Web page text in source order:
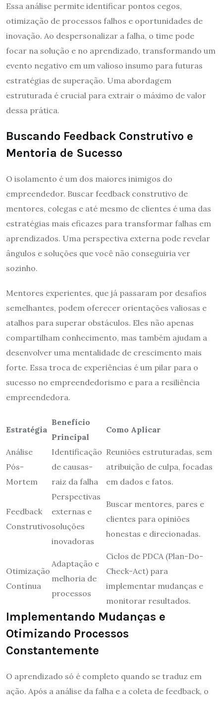
Essa análise permite identificar pontos cegos,
otimização de processos falhos e oportunidades de
inovação. Ao despersonalizar a falha, o time pode
focar na solução e no aprendizado, transformando um
evento negativo em um valioso insumo para futuras
estratégias de superação. Uma abordagem
estruturada é crucial para extrair o máximo de valor
dessa prática.
Buscando Feedback Construtivo e
Mentoria de Sucesso
O isolamento é um dos maiores inimigos do
empreendedor. Buscar feedback construtivo de
mentores, colegas e até mesmo de clientes é uma das
estratégias mais eficazes para transformar falhas em
aprendizados. Uma perspectiva externa pode revelar
ângulos e soluções que você não conseguiria ver
sozinho.
Mentores experientes, que já passaram por desafios
semelhantes, podem oferecer orientações valiosas e
atalhos para superar obstáculos. Eles não apenas
compartilham conhecimento, mas também ajudam a
desenvolver uma mentalidade de crescimento mais
forte. Essa troca de experiências é um pilar para o
sucesso no empreendedorismo e para a resiliência
empreendedora.
Estratégia
Benefício
Principal
Como Aplicar
Análise
Pós-
Mortem
Identificação
de causas-
raiz da falha
Reuniões estruturadas, sem
atribuição de culpa, focadas
em dados e fatos.
Feedback
Construtivo
Perspectivas
externas e
soluções
inovadoras
Buscar mentores, pares e
clientes para opiniões
honestas e direcionadas.
Otimização
Contínua
Adaptação e
melhoria de
processos
Ciclos de PDCA (Plan-Do-
Check-Act) para
implementar mudanças e
monitorar resultados.
Implementando Mudanças e
Otimizando Processos
Constantemente
O aprendizado só é completo quando se traduz em
ação. Após a análise da falha e a coleta de feedback, o